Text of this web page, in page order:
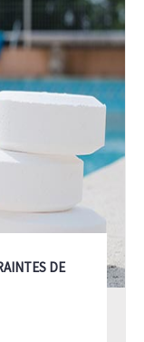
DE